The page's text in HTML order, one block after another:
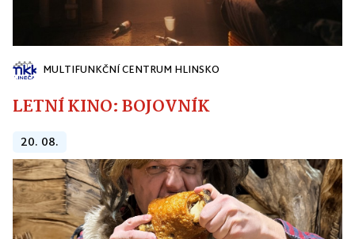
MULTIFUNKČNÍ CENTRUM HLINSKO
LETNÍ KINO: BOJOVNÍK
20. 08.